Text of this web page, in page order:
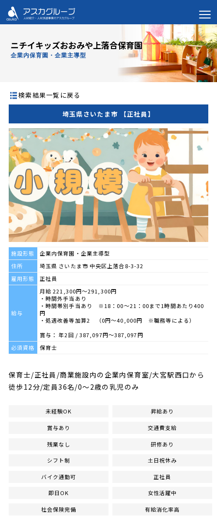
ニチイキッズおおみや上落合保育園
企業内保育園・企業主導型
検索結果一覧に戻る
埼玉県さいたま市 【正社員】
施設形態
企業内保育園・企業主導型
住所
埼玉県 さいたま市 中央区上落合8-3-32
雇用形態
正社員
給与
月給 221,300円～291,300円
・時間外手当あり
・時間帯別手当あり ※18：00～21：00まで1時間あたり400
円
・処遇改善等加算2 （0円～40,000円 ※職務等による）
賞与： 年2回 / 387,097円〜387,097円
必須資格
保育士
保育士/正社員/商業施設内の企業内保育室/大宮駅西口から
徒歩12分/定員36名/0～2歳の乳児のみ
未経験OK 昇給あり
賞与あり 交通費支給
残業なし 研修あり
シフト制 土日祝休み
バイク通勤可 正社員
即日OK 女性活躍中
社会保険完備 有給消化率高